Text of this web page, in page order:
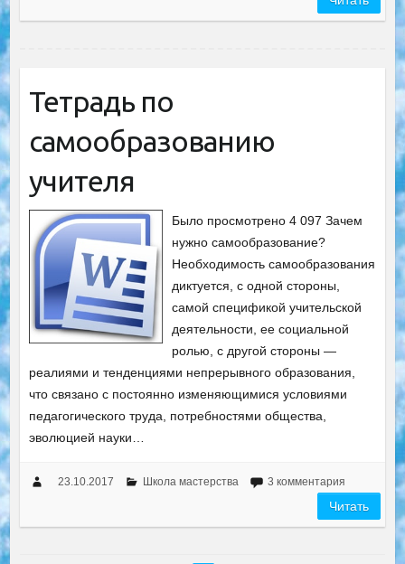
Тетрадь по
самообразованию
учителя
Было просмотрено 4 097 Зачем
нужно самообразование?
Необходимость самообразования
диктуется, с одной стороны,
самой спецификой учительской
деятельности, ее социальной
ролью, с другой стороны —
реалиями и тенденциями непрерывного образования,
что связано с постоянно изменяющимися условиями
педагогического труда, потребностями общества,
эволюцией науки…
23.10.2017 Школа мастерства 3 комментария
Читать